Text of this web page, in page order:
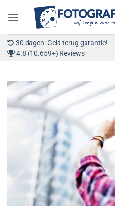
naar
30 dagen: Geld terug garantie!
4.8 (10.659+) Reviews